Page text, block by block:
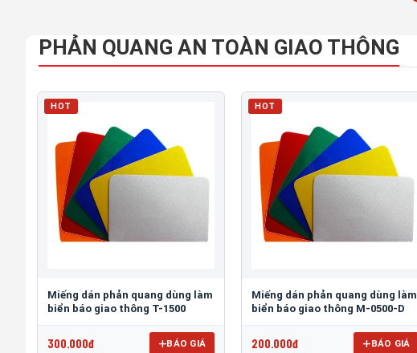
PHẢN QUANG AN TOÀN GIAO THÔNG
HOT
Miếng dán phản quang dùng làm
biển báo giao thông T-1500
300.000đ BÁO GIÁ
HOT
Miếng dán phản quang dùng làm
biển báo giao thông M-0500-D
200.000đ BÁO GIÁ